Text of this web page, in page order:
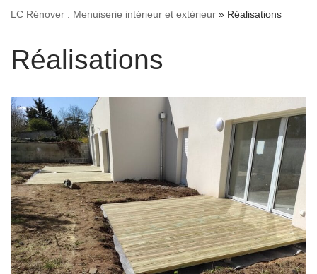
LC Rénover : Menuiserie intérieur et extérieur » Réalisations
Réalisations